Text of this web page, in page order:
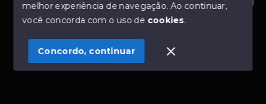
Olá! Estamos disponíveis para te ajudar.
© Copyright 2026 - TORQUATO ∴ Corretor de Imóveis
- CRECI 42643f | 136.004f Perito Avaliador CNAI 37357
SITE PARA IMOBILIARIA
melhor experiência de navegação.Ao continuar,
você concorda com o uso de cookies.
Concordo, continuar